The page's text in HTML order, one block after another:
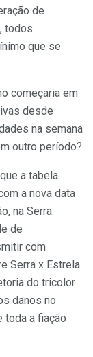
de
todos
que se
começaria em
desde
na semana
outro período?
a tabela
a nova data
na Serra.
de
com
Serra x Estrela
do tricolor
danos no
toda a fiação